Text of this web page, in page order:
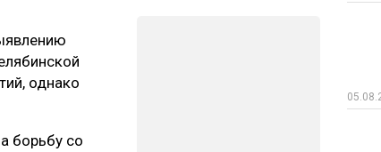
однако
борьбу со